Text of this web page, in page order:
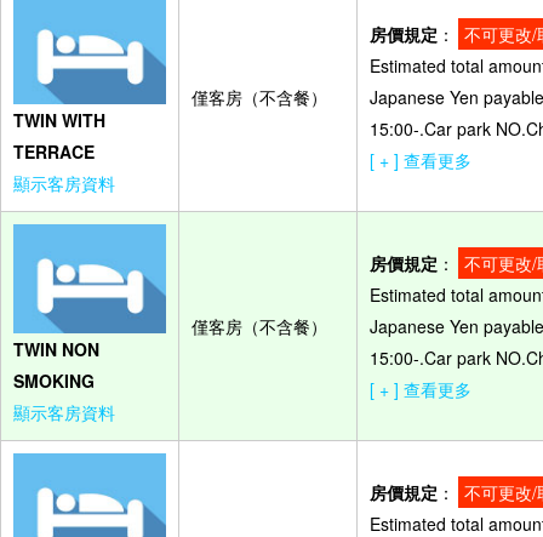
TWIN WITH
TERRACE
顯示客房資料
僅客房（不含餐）
房價規定 ：
不可更改/
Estimated total
Japanese Yen
15:00-.Car park
[ + ] 查看更多
TWIN NON
SMOKING
顯示客房資料
僅客房（不含餐）
房價規定 ：
不可更改/
Estimated total
Japanese Yen
15:00-.Car park
[ + ] 查看更多
房價規定 ：
不可更改/
Estimated total